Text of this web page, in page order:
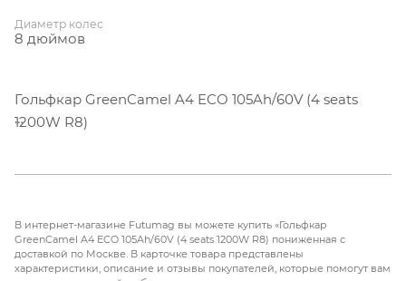
Диаметр колес
8 дюймов
Гольфкар GreenCamel A4 ECO 105Ah/60V (4 seats
1200W R8)
принимает участие во всех политически значимых
мероприятиях планеты. Гольф-кары используют
В интернет-магазине Futumag вы можете купить «Гольфкар
GreenCamel A4 ECO 105Ah/60V (4 seats 1200W R8) пониженная с
доставкой по Москве. В карточке товара представлены
характеристики, описание и отзывы покупателей, которые помогут вам